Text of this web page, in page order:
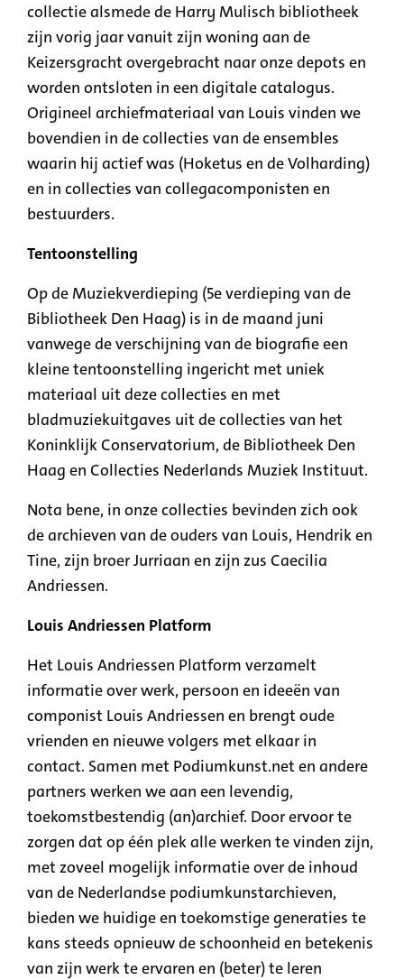
collectie alsmede de Harry Mulisch bibliotheek
zijn vorig jaar vanuit zijn woning aan de
Keizersgracht overgebracht naar onze depots en
worden ontsloten in een digitale catalogus.
Origineel archiefmateriaal van Louis vinden we
bovendien in de collecties van de ensembles
waarin hij actief was (Hoketus en de Volharding)
en in collecties van collegacomponisten en
bestuurders.
Tentoonstelling
Op de Muziekverdieping (5e verdieping van de
Bibliotheek Den Haag) is in de maand juni
vanwege de verschijning van de biografie een
kleine tentoonstelling ingericht met uniek
materiaal uit deze collecties en met
bladmuziekuitgaves uit de collecties van het
Koninklijk Conservatorium, de Bibliotheek Den
Haag en Collecties Nederlands Muziek Instituut.
Nota bene, in onze collecties bevinden zich ook
de archieven van de ouders van Louis, Hendrik en
Tine, zijn broer Jurriaan en zijn zus Caecilia
Andriessen.
Louis Andriessen Platform
Het Louis Andriessen Platform verzamelt
informatie over werk, persoon en ideeën van
componist Louis Andriessen en brengt oude
vrienden en nieuwe volgers met elkaar in
contact. Samen met Podiumkunst.net en andere
partners werken we aan een levendig,
toekomstbestendig (an)archief. Door ervoor te
zorgen dat op één plek alle werken te vinden zijn,
met zoveel mogelijk informatie over de inhoud
van de Nederlandse podiumkunstarchieven,
bieden we huidige en toekomstige generaties te
kans steeds opnieuw de schoonheid en betekenis
van zijn werk te ervaren en (beter) te leren